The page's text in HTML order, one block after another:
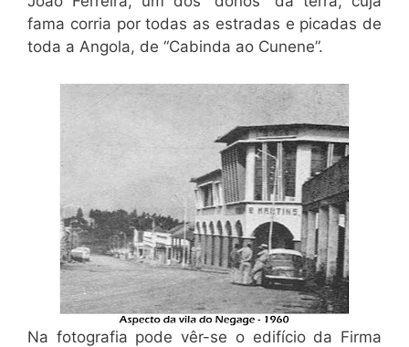
fama corria por todas as estradas e picadas de
toda a Angola, de “Cabinda ao Cunene”.
Na fotografia pode vêr-se o edifício da Firma